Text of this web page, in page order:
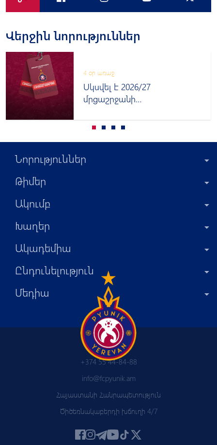
Վերջին նորություններ
4 օր առաջ
Սկսվել է 2026/27
մրցաշրջանի
Նորություններ
Թիմեր
Ակումբ
Խաղեր
Ակադեմիա
Ընդունելություն
Մեդիա
+374 55 44-84-88
info@fcpyunik.am
Հայաստանի Հանրապետություն
Ծիծեռնակաբերդի խճուղի 4/7